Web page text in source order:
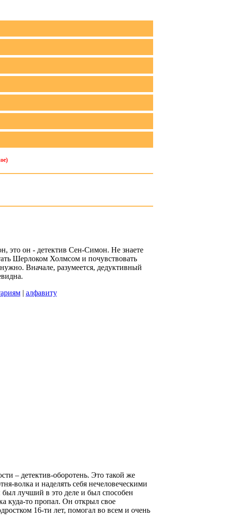
это он - детектив Сен-Симон. Не знаете
Шерлоком Холмсом и почувствовать
Вначале, разумеется, дедуктивный
| алфавиту
– детектив-оборотень. Это такой же
волка и наделять себя нечеловеческими
лучший в это деле и был способен
куда-то пропал. Он открыл свое
16-ти лет, помогал во всем и очень